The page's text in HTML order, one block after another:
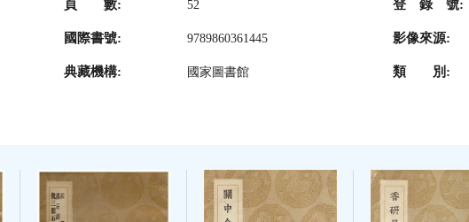
頁 數: 52 登 錄 號:
國際書號: 9789860361445 影像來源:
典藏機構: 國家圖書館 類 別: